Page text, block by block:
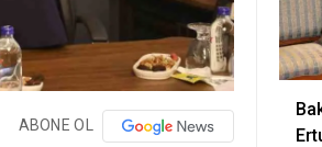
ABONE OL